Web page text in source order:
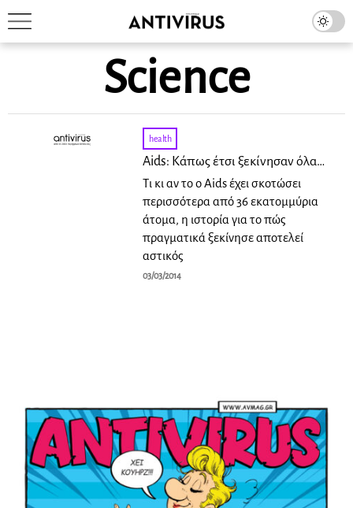
Science
health
Αids: Κάπως έτσι ξεκίνησαν όλα…
Τι κι αν το o Aids έχει σκοτώσει
περισσότερα από 36 εκατομμύρια
άτομα, η ιστορία για το πώς
πραγματικά ξεκίνησε αποτελεί
αστικός
03/03/2014